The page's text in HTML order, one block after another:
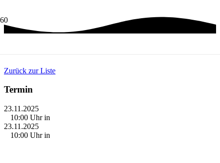
Zurück zur Liste
Termin
23.11.2025
10:00Uhr in
23.11.2025
10:00Uhr in